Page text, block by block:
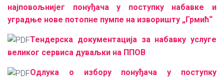
најповољнијег понуђача у поступку набавке и
уградње нове потопне пумпе на изворишту „Грмић“
Тендерска документација за набавку услуге
великог сервиса дуваљки на ППОВ
Одлука о избору понуђача у поступку